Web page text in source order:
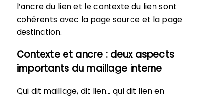
l’ancre du lien et le contexte du lien sont
cohérents avec la page source et la page
destination.
Contexte et ancre : deux aspects
importants du maillage interne
Qui dit maillage, dit lien… qui dit lien en